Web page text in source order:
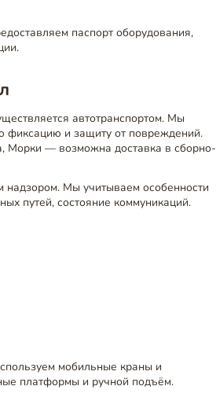
паспорт оборудования,
автотранспортом. Мы
фиксацию и защиту от повреждений.
— возможна доставка в сборно-
Мы учитываем особенности
путей, состояние коммуникаций.
мобильные краны и
платформы и ручной подъём.